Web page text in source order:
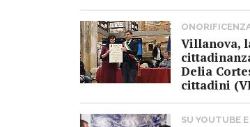
Villanova,
Delia
cittadini
SU YOUTUBE